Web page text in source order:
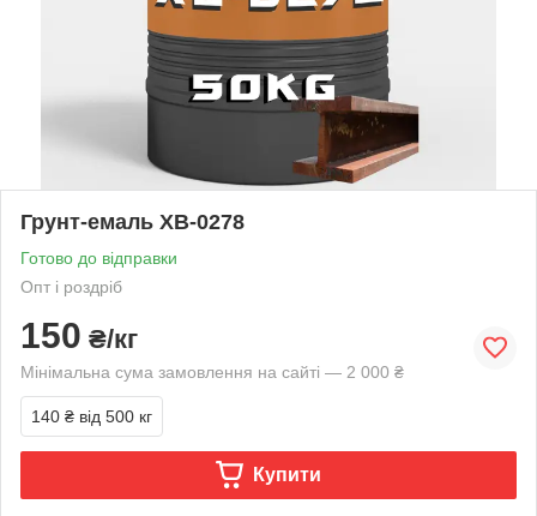
Грунт-емаль ХВ-0278
Готово до відправки
Опт і роздріб
150 ₴/кг
Мінімальна сума замовлення на сайті — 2 000 ₴
140 ₴ від 500 кг
Купити